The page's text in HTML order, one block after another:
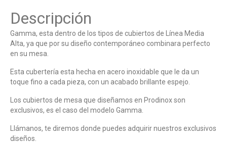
Descripción
Gamma, esta dentro de los tipos de cubiertos de Línea Media
Alta, ya que por su diseño contemporáneo combinara perfecto
en su mesa.
Esta cubertería esta hecha en acero inoxidable que le da un
toque fino a cada pieza, con un acabado brillante espejo.
Los cubiertos de mesa que diseñamos en Prodinox son
exclusivos, es el caso del modelo Gamma.
Llámanos, te diremos donde puedes adquirir nuestros exclusivos
diseños.